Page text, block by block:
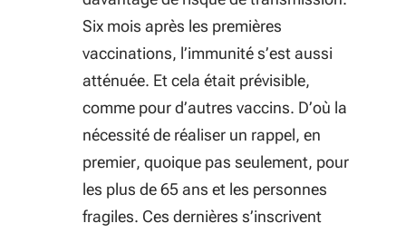
Six mois après les premières
vaccinations, l’immunité s’est aussi
atténuée. Et cela était prévisible,
comme pour d’autres vaccins. D’où la
nécessité de réaliser un rappel, en
premier, quoique pas seulement, pour
les plus de 65 ans et les personnes
fragiles. Ces dernières s’inscrivent